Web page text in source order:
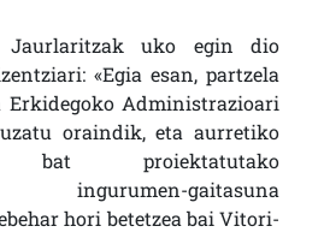
Jaurlaritzak uko egin dio
«Egia esan, partzela
Erkidegoko Administrazioari
oraindik, eta aurretiko
bat proiektatutako
ingurumen-gaitasuna
hori betetzea bai Vitori-